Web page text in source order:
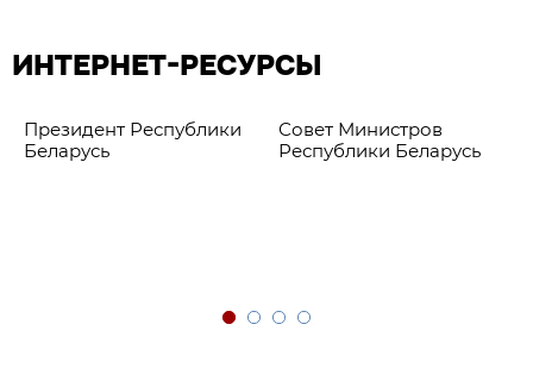
ИНТЕРНЕТ-РЕСУРСЫ
Президент Республики
Беларусь
Совет Министров
Республики Беларусь